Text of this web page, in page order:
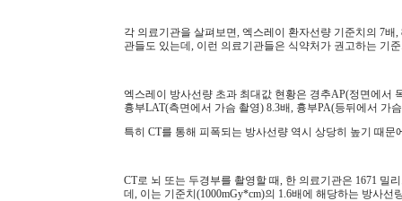
각 의료기관을 살펴보면, 엑스레이 환자선량 기준치의 7
관들도 있는데, 이런 의료기관들은 식약처가 권고하는 기
엑스레이 방사선량 초과 최대값 현황은 경추AP(정면에서
흉부LAT(측면에서 가슴 촬영) 8.3배, 흉부PA(등뒤에서 가
특히 CT를 통해 피폭되는 방사선량 역시 상당히 높기 때문
CT로 뇌 또는 두경부를 촬영할 때, 한 의료기관은 1671 밀
데, 이는 기준치(1000mGy*cm)의 1.6배에 해당하는 방사선